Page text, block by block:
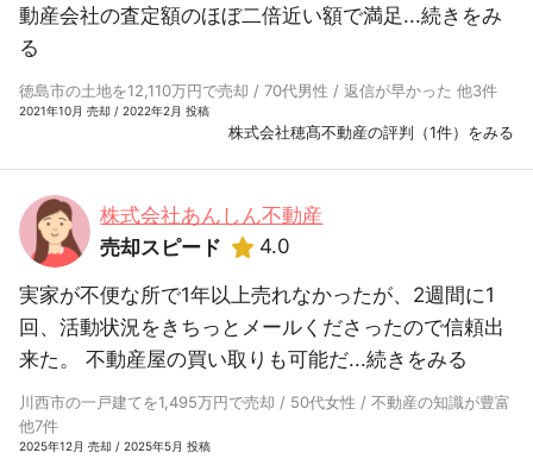
動産会社の査定額のほぼ二倍近い額で満足...続きをみ
る
徳島市の土地を12,110万円で売却 / 70代男性 / 返信が早かった 他3件
2021年10月 売却 / 2022年2月 投稿
株式会社穂髙不動産の評判（1件）をみる
株式会社あんしん不動産
売却スピード
4.0
実家が不便な所で1年以上売れなかったが、2週間に1
回、活動状況をきちっとメールくださったので信頼出
来た。 不動産屋の買い取りも可能だ...続きをみる
川西市の一戸建てを1,495万円で売却 / 50代女性 / 不動産の知識が豊富
他7件
2025年12月 売却 / 2025年5月 投稿